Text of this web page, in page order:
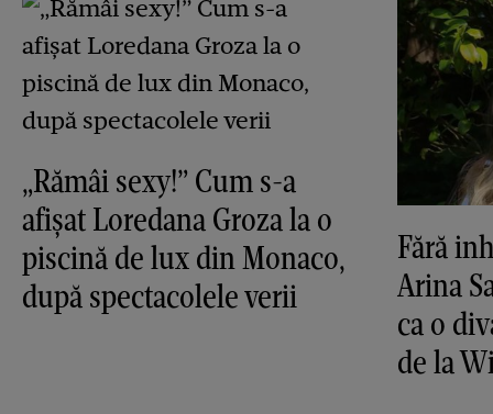
„Rămâi sexy!” Cum s-a
afișat Loredana Groza la o
piscină de lux din Monaco,
după spectacolele verii
Fără
Arina
ca o
de la